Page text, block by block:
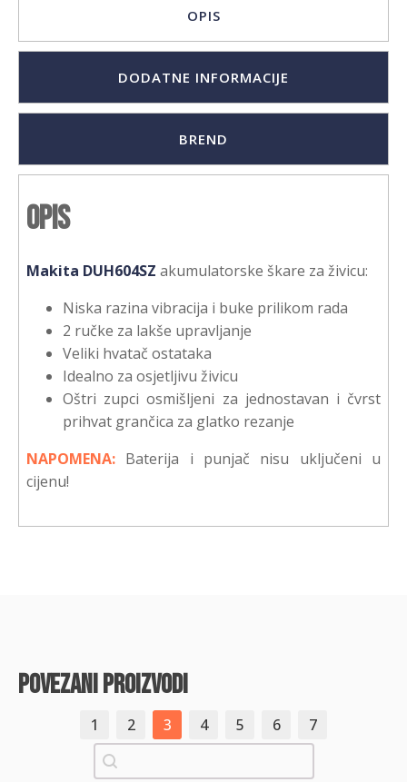
OPIS
DODATNE INFORMACIJE
BREND
Opis
Makita DUH604SZ akumulatorske škare za živicu:
Niska razina vibracija i buke prilikom rada
2 ručke za lakše upravljanje
Veliki hvatač ostataka
Idealno za osjetljivu živicu
Oštri zupci osmišljeni za jednostavan i čvrst
prihvat grančica za glatko rezanje
NAPOMENA: Baterija i punjač nisu uključeni u
cijenu!
povezani proizvodi
1 2 3 4 5 6
7
Pretraži